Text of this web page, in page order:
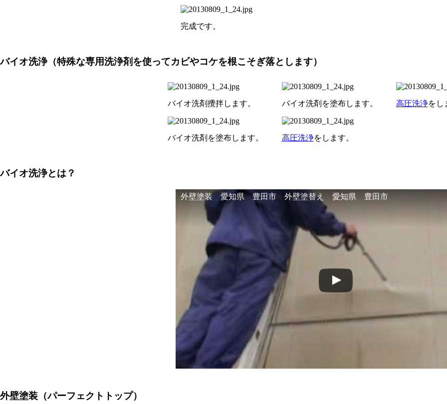
完成です。
バイオ洗浄（特殊な専用洗浄剤を使ってカビやコケを根こそぎ落とします）
バイオ洗剤攪拌します。 バイオ洗剤を塗布します。 高圧洗浄をし
バイオ洗剤を塗布します。 高圧洗浄をします。
バイオ洗浄とは？
外壁塗装 愛知県 豊田市 外壁塗替え 愛知県 豊田市
外壁塗装 （パーフェクトトップ）